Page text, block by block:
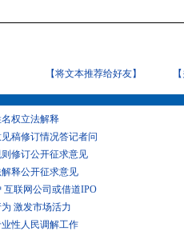
【将文本推荐给好友】
权立法解释
稿修订情况答记者问
修订公开征求意见
释公开征求意见
互联网公司或借道IPO
激发市场活力
性人民调解工作